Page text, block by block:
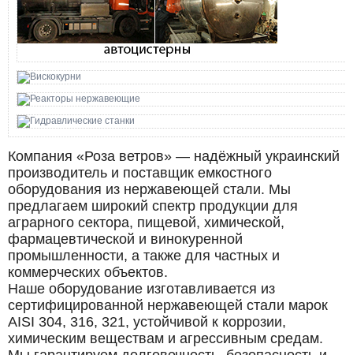
Компания «Роза ветров» — надёжный украинский
производитель и поставщик емкостного
оборудования из нержавеющей стали. Мы
предлагаем широкий спектр продукции для
аграрного сектора, пищевой, химической,
фармацевтической и винокуренной
промышленности, а также для частных и
коммерческих объектов.
Наше оборудование изготавливается из
сертифицированной нержавеющей стали марок
AISI 304, 316, 321, устойчивой к коррозии,
химическим веществам и агрессивным средам.